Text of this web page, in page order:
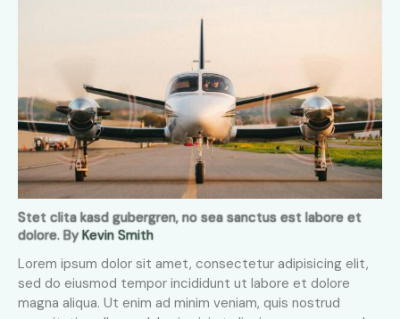
Stet clita kasd gubergren, no sea sanctus est labore et
dolore. ByKevin Smith
Lorem ipsum dolor sit amet, consectetur adipisicing elit,
sed do eiusmod tempor incididunt ut labore et dolore
magna aliqua. Ut enim ad minim veniam, quis nostrud